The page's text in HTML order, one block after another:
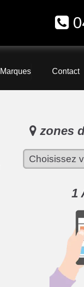
Marques Contact
zones
1